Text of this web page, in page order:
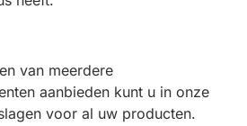
van meerdere
aanbieden kunt u in onze
voor al uw producten.